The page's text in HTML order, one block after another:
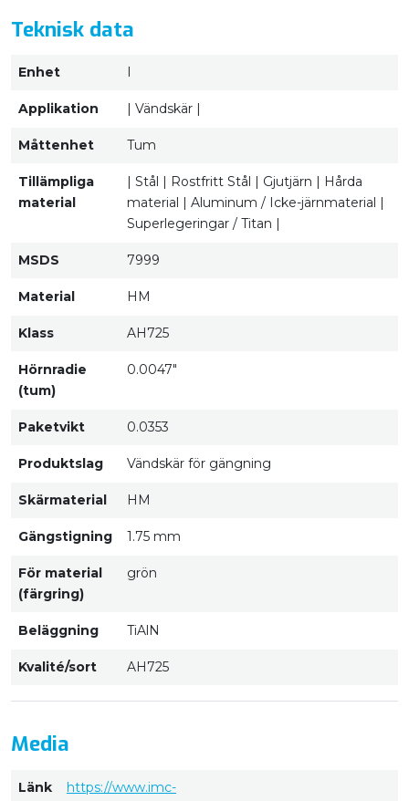
Teknisk data
Enhet
Applikation | Vändskär |
Måttenhet Tum
Tillämpliga
material
| Stål | Rostfritt Stål | Gjutjärn | Hårda
material | Aluminum / Icke-järnmaterial |
Superlegeringar / Titan |
MSDS 7999
Material HM
Klass AH725
Hörnradie
(tum)
0.0047"
Paketvikt 0.0353
Produktslag Vändskär för gängning
Skärmaterial HM
Gängstigning 1.75 mm
För material
(färgring)
grön
Beläggning TiAlN
Kvalité/sort AH725
Media
Länk
https://www.imc-